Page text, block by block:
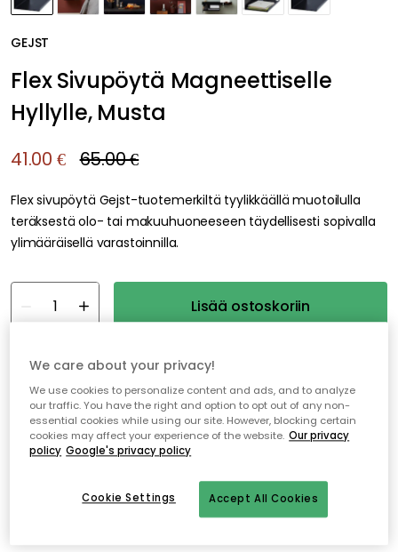
GEJST
Flex Sivupöytä Magneettiselle
Hyllylle, Musta
41.00 € 65.00 €
Flex sivupöytä Gejst-tuotemerkiltä tyylikkäällä muotoilulla
teräksestä olo- tai makuuhuoneeseen täydellisesti sopivalla
ylimääräisellä varastoinnilla.
Lisää ostoskoriin
Ilmainen toimitus yli 79 €*
Nopeat ja joustavat toimitukset
We care about your privacy!
We use cookies to personalize content and ads, and to analyze
our traffic. You have the right and option to opt out of any non-
essential cookies while using our site. However, blocking certain
cookies may affect your experience of the website. Our privacy
policy Google's privacy policy
Accept All Cookies
Cookie Settings